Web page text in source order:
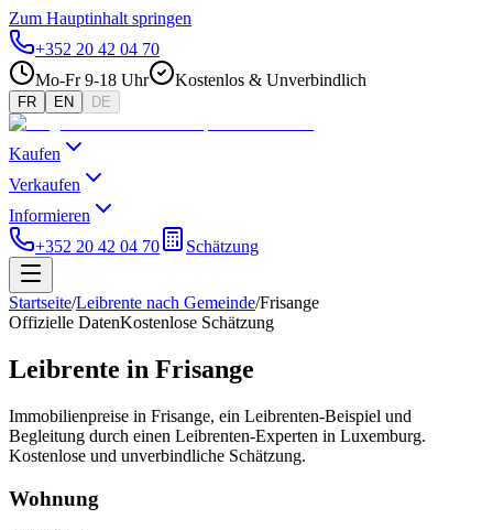
Zum Hauptinhalt springen
+352 20 42 04 70
Mo-Fr 9-18 Uhr
Kostenlos & Unverbindlich
FR EN DE
Kaufen
Verkaufen
Informieren
+352 20 42 04 70
Schätzung
Startseite/Leibrente nach Gemeinde/Frisange
Offizielle DatenKostenlose Schätzung
Leibrente in Frisange
Immobilienpreise in Frisange, ein Leibrenten-Beispiel und
Begleitung durch einen Leibrenten-Experten in Luxemburg.
Kostenlose und unverbindliche Schätzung.
Wohnung